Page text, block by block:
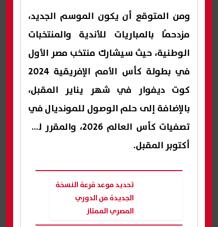
ومن المتوقع أن يكون الموسم الجديد،
مزدحمًا بالمباريات للأندية والمنتخبات
الوطنية، حيث سيشارك منتخب مصر الأول
في بطولة كأس الأمم الإفريقية 2024
كوت ديفوار في شهر يناير المقبل،
بالإضافة إلى حلم الوصول للمونديال في
تصفيات كأس العالم 2026، والمقرر لها
أكتوبر المقبل.
تحديد موعد قرعة النسخة
الجديدة من الدوري
المصري الممتاز